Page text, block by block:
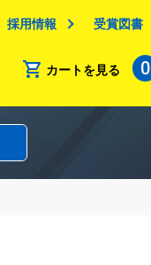
採用情報 受賞図書
カートを見る 0